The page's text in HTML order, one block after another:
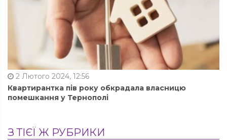
2 Лютого 2024, 12:56
Квартирантка пів року обкрадала власницю
помешкання у Тернополі
З ТІЄЇ Ж РУБРИКИ